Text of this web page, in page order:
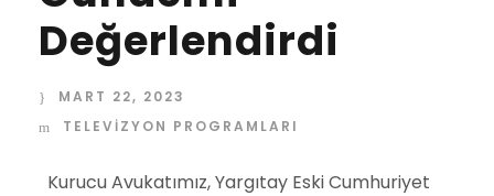
Değerlendirdi
MART 22, 2023
TELEVIZYON PROGRAMLARI
Kurucu Avukatımız, Yargıtay Eski Cumhuriyet